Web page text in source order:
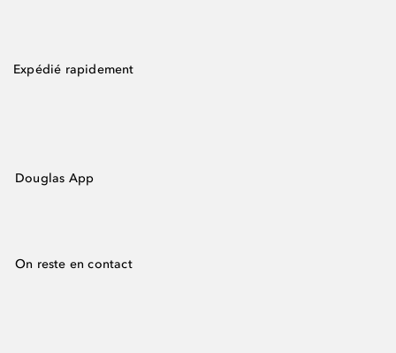
Expédié rapidement
Douglas App
On reste en contact